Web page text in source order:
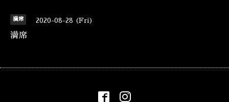
満席 2020-08-28 (Fri)
満席